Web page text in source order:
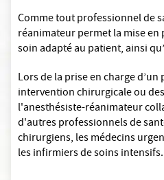
Comme tout professionnel de
réanimateur permet la mise en
soin adapté au patient, ainsi
Lors de la prise en charge
intervention chirurgicale ou
l'anesthésiste-réanimateur
d'autres professionnels de
chirurgiens, les médecins
les infirmiers de soins intensifs.